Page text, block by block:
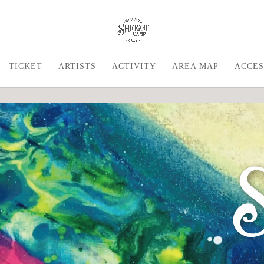
TICKET ARTISTS ACTIVITY AREA MAP